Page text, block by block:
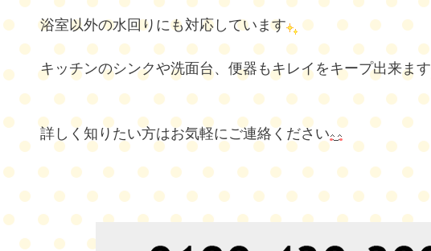
浴室以外の水回りにも対応しています
キッチンのシンクや洗面台、便器もキレイをキープ出来ます
詳しく知りたい方はお気軽にご連絡ください